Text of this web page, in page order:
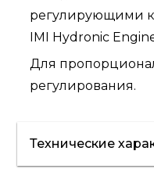
регулирующими
IMI Hydronic
Для
регулирования.
Технические